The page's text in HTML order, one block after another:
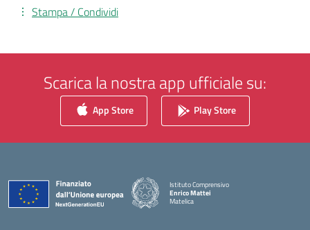
Stampa / Condividi
Scarica la nostra app ufficiale su:
App Store Play Store
Istituto Comprensivo
Enrico Mattei
Matelica